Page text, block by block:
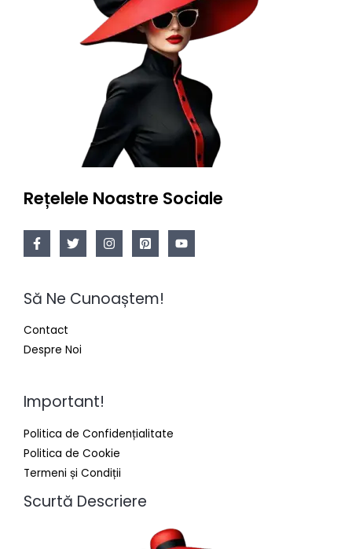
Rețelele Noastre Sociale
Să Ne Cunoaștem!
Contact
Despre Noi
Important!
Politica de Confidențialitate
Politica de Cookie
Termeni și Condiții
Scurtă Descriere